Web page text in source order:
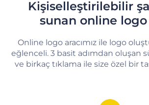
Kişiselleştirilebilir
sunan online logo
Online logo aracımız ile logo
eğlenceli. 3 basit adımdan oluşan
ve birkaç tıklama ile size özel bir